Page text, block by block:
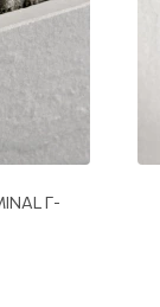
Г-